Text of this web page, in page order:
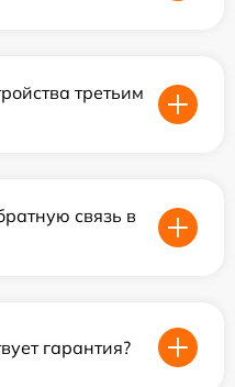
третьим
связь в
гарантия?